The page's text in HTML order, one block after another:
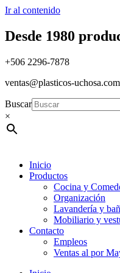
Ir al contenido
Desde 1980
+506 2296-7878
ventas@plasticos-uchosa.com
Buscar
×
Inicio
Productos
Cocina y
Organización
Lavandería y
Mobiliario y
Contacto
Empleos
Ventas al por